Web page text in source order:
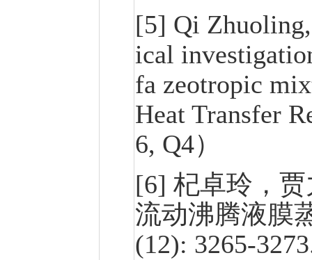
[5] Qi
ical
fa zeotropic
Heat Transfer
6, Q4）
[6] 杞卓玲，贾
流动沸腾液膜
(12): 3265-